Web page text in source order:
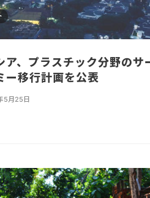
ア、プラスチック分野のサ
ー移行計画を公表
5月25日